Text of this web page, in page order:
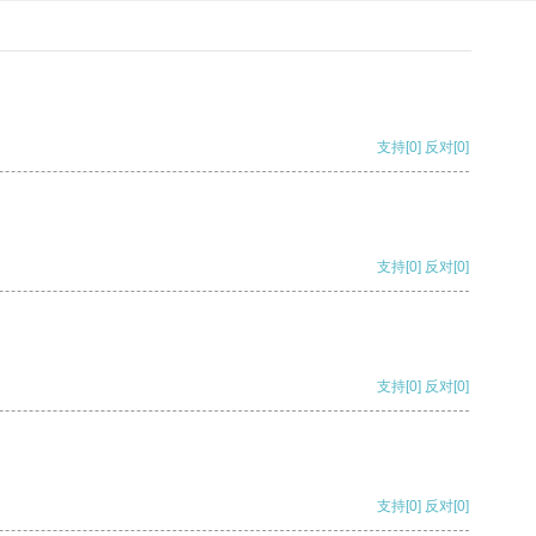
支持[0] 反对[0]
支持[0] 反对[0]
支持[0] 反对[0]
支持[0] 反对[0]